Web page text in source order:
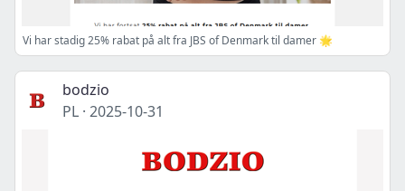
Vi har stadig 25% rabat på alt fra JBS of Denmark til damer 🌟
bodzio
PL · 2025-10-31